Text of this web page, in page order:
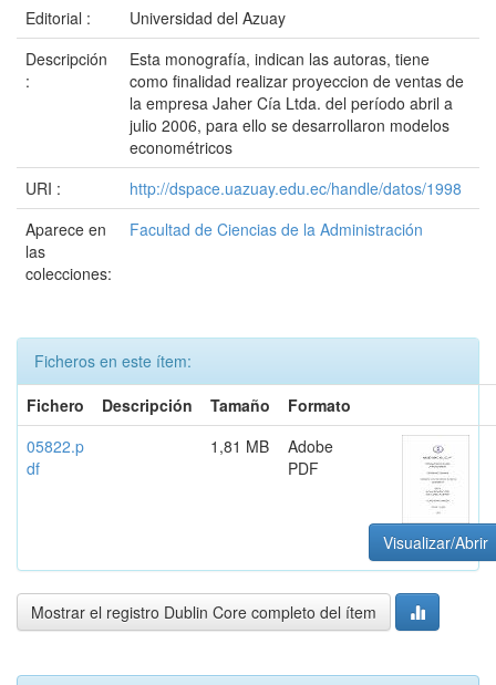
Editorial :
Universidad del Azuay
Descripción
:
Esta monografía, indican las autoras, tiene
como finalidad realizar proyeccion de ventas de
la empresa Jaher Cía Ltda. del período abril a
julio 2006, para ello se desarrollaron modelos
econométricos
URI :
http://dspace.uazuay.edu.ec/handle/datos/1998
Aparece en
las
colecciones:
Facultad de Ciencias de la Administración
Ficheros en este ítem:
Fichero
Descripción Tamaño
Formato
05822.p
df
1,81 MB
Adobe
PDF
Visualizar/Abrir
Mostrar el registro Dublin Core completo del ítem